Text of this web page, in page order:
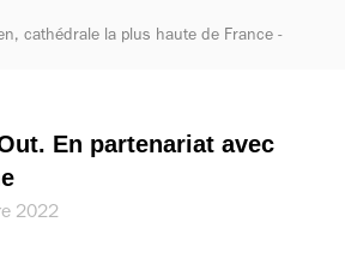
cathédrale la plus haute de France -
En partenariat avec
2022